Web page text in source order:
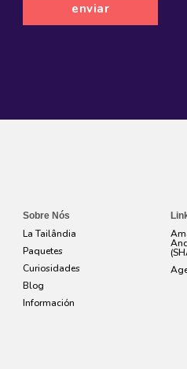
Sobre Nós
La Tailândia
Paquetes
Curiosidades
Blog
Información